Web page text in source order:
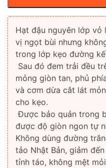
Hạt đậu nguyên lớp vỏ
vị ngọt bùi nhưng
trong lớp kẹo đường
Sau đó đem trải đều
mỏng giòn tan, phủ
và cơm dừa cắt lát
cho kẹo.
Được bảo quản trong
được độ giòn ngon tự
Không dùng đường
tảo Nhật Bản, giảm
tỉnh táo, không mệt mỏi